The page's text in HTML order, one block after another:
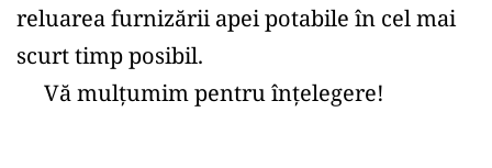
reluarea furnizării apei potabile în cel mai
scurt timp posibil.
     Vă mulțumim pentru înțelegere!